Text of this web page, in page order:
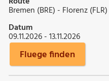
Bremen (BRE) - Florenz (FLR)
Datum
09.11.2026 - 13.11.2026
Fluege finden